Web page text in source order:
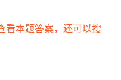
看本题答案，还可以搜